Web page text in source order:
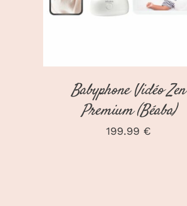
Babyphone Vidéo Zen
Premium (Béaba)
199.99 €